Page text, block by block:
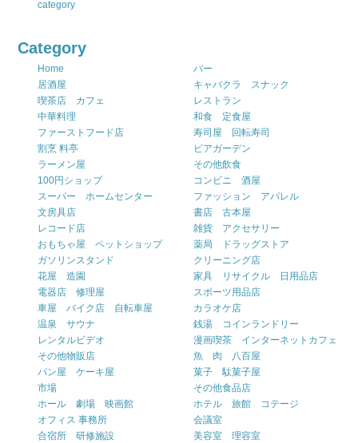
category
Category
Home
バー
居酒屋
キャバクラ スナック
喫茶店 カフェ
レストラン
中華料理
和食 定食屋
ファーストフード店
寿司屋 回転寿司
割烹 料亭
ビアガーデン
ラーメン屋
その他飲食
100円ショップ
コンビニ 酒屋
スーパー ホームセンター
ファッション アパレル
文房具店
書店 古本屋
レコード店
雑貨 アクセサリー
おもちゃ屋 ペットショップ
薬局 ドラッグストア
ガソリンスタンド
クリーニング店
花屋 造園
家具 リサイクル 日用品店
電器店 修理屋
スポーツ用品店
車屋 バイク店 自転車屋
カラオケ店
温泉 サウナ
銭湯 コインランドリー
レンタルビデオ
漫画喫茶 インターネットカフェ
その他物販店
魚 肉 八百屋
パン屋 ケーキ屋
菓子 駄菓子屋
市場
その他食品店
ホール 劇場 映画館
ホテル 旅館 コテージ
オフィス 事務所
会議室
合宿所 研修施設
美容室 理容室